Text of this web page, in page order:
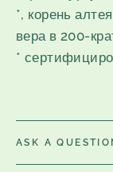
*, корень
вера в 200-
*
ASK A